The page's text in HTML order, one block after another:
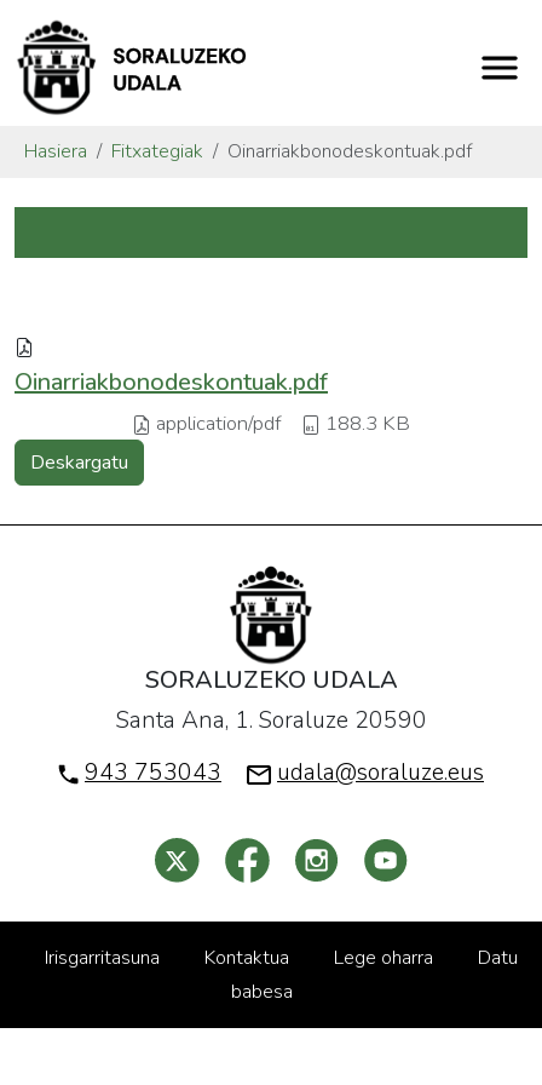
Hasiera Fitxategiak Oinarriakbonodeskontuak.pdf
Oinarriakbonodeskontuak.pdf
application/pdf 188.3 KB
Deskargatu
SORALUZEKO UDALA
Santa Ana, 1. Soraluze 20590
943 753043
udala@soraluze.eus
Irisgarritasuna Kontaktua Lege oharra
Datu
babesa